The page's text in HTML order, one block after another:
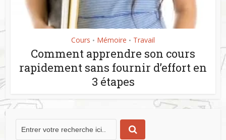
Cours • Mémoire • Travail
Comment apprendre son cours
rapidement sans fournir d’effort en
3 étapes